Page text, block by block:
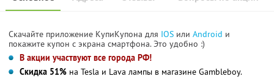
Скачайте приложение КупиКупона для IOS или Android и
покажите купон с экрана смартфона. Это удобно :)
В акции участвуют все города РФ!
Скидка 51% на Tesla и Lava лампы в магазине Gambleboy.